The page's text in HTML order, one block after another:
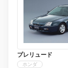
プレリュード
ホンダ